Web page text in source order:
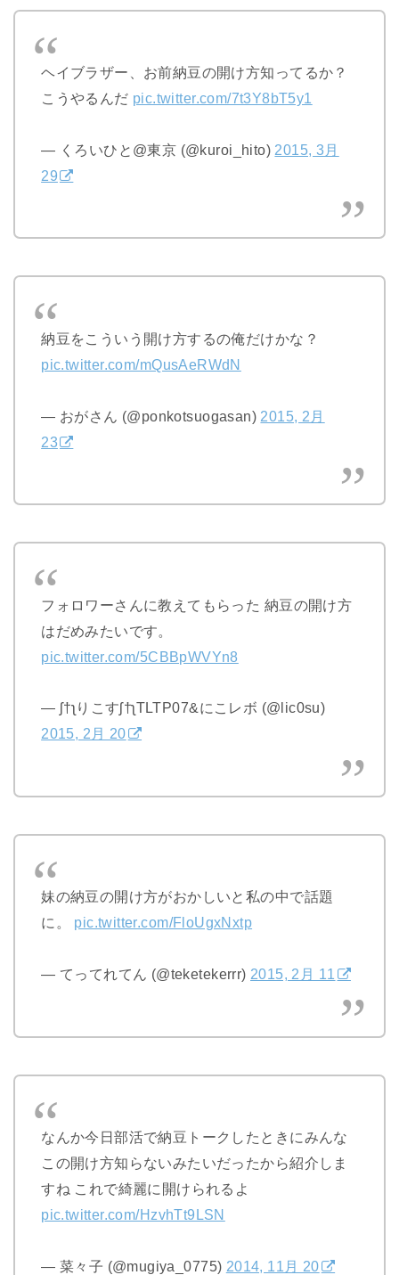
ヘイブラザー、お前納豆の開け方知ってるか？
こうやるんだ pic.twitter.com/7t3Y8bT5y1
— くろいひと@東京 (@kuroi_hito) 2015, 3月
29
納豆をこういう開け方するの俺だけかな？
pic.twitter.com/mQusAeRWdN
— おがさん (@ponkotsuogasan) 2015, 2月
23
フォロワーさんに教えてもらった 納豆の開け方
はだめみたいです。
pic.twitter.com/5CBBpWVYn8
— ʃ†ʅりこすʃ†ʅTLTP07&にこレボ (@lic0su)
2015, 2月 20
妹の納豆の開け方がおかしいと私の中で話題
に。 pic.twitter.com/FloUgxNxtp
— てってれてん (@teketekerrr) 2015, 2月 11
なんか今日部活で納豆トークしたときにみんな
この開け方知らないみたいだったから紹介しま
すね これで綺麗に開けられるよ
pic.twitter.com/HzvhTt9LSN
— 菜々子 (@mugiya_0775) 2014, 11月 20